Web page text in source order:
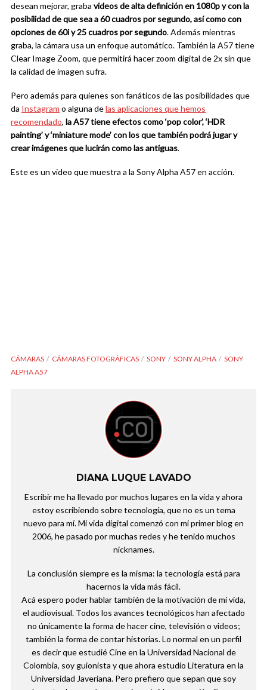
desean mejorar, graba videos de alta definición en 1080p y con la
posibilidad de que sea a 60 cuadros por segundo, así como con
opciones de 60i y 25 cuadros por segundo. Además mientras
graba, la cámara usa un enfoque automático. También la A57 tiene
Clear Image Zoom, que permitirá hacer zoom digital de 2x sin que
la calidad de imagen sufra.
Pero además para quienes son fanáticos de las posibilidades que
da Instagram o alguna delas aplicaciones que hemos
recomendado, la A57 tiene efectos como ‘pop color’, ‘HDR
painting’ y ‘miniature mode’ con los que también podrá jugar y
crear imágenes que lucirán como las antiguas.
Este es un video que muestra a la Sony Alpha A57 en acción.
CÁMARAS CÁMARAS FOTOGRÁFICAS SONY SONY ALPHA
SONY
ALPHA A57
DIANA LUQUE LAVADO
Escribir me ha llevado por muchos lugares en la vida y ahora
estoy escribiendo sobre tecnología, que no es un tema
nuevo para mí. Mi vida digital comenzó con mi primer blog en
2006, he pasado por muchas redes y he tenido muchos
nicknames.
La conclusión siempre es la misma: la tecnología está para
hacernos la vida más fácil.
Acá espero poder hablar también de la motivación de mi vida,
el audiovisual. Todos los avances tecnológicos han afectado
no únicamente la forma de hacer cine, televisión o videos;
también la forma de contar historias. Lo normal en un perfil
es decir que estudié Cine en la Universidad Nacional de
Colombia, soy guionista y que ahora estudio Literatura en la
Universidad Javeriana. Pero prefiero que sepan que soy